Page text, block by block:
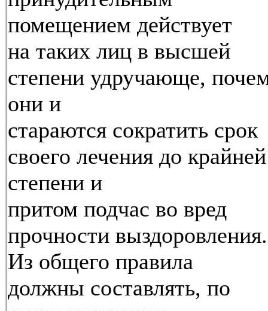
помещением действует
на таких лиц в высшей
степени удручающе,
они и
стараются сократить срок
своего лечения до крайней
степени и
притом подчас во вред
прочности выздоровления.
Из общего правила
должны составлять, по